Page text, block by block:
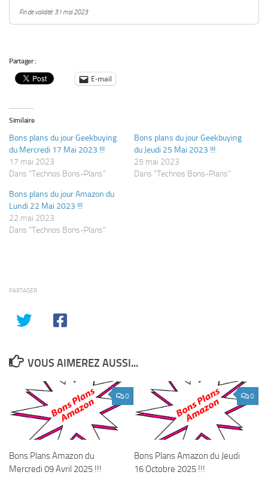
Fin de validité: 31 mai 2023
Partager :
E-mail
Similaire
Bons plans du jour Geekbuying
du Mercredi 17 Mai 2023 !!!
17 mai 2023
Dans "Technos Bons-Plans"
Bons plans du jour Geekbuying
du Jeudi 25 Mai 2023 !!!
25 mai 2023
Dans "Technos Bons-Plans"
Bons plans du jour Amazon du
Lundi 22 Mai 2023 !!!
22 mai 2023
Dans "Technos Bons-Plans"
PARTAGER
VOUS AIMEREZ AUSSI...
0
Bons Plans Amazon du
Mercredi 09 Avril 2025 !!!
0
Bons Plans Amazon du Jeudi
16 Octobre 2025 !!!